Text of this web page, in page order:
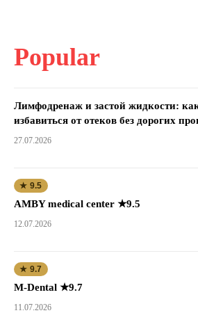
Popular
Лимфодренаж и застой жидкости:
избавиться от отеков без дорогих
27.07.2026
★ 9.5
AMBY medical center ★9.5
12.07.2026
★ 9.7
M-Dental ★9.7
11.07.2026